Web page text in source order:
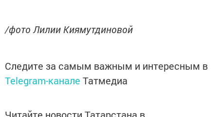
/фото Лилии Киямутдиновой
Следите за самым важным и интересным в
Telegram-канале Татмедиа